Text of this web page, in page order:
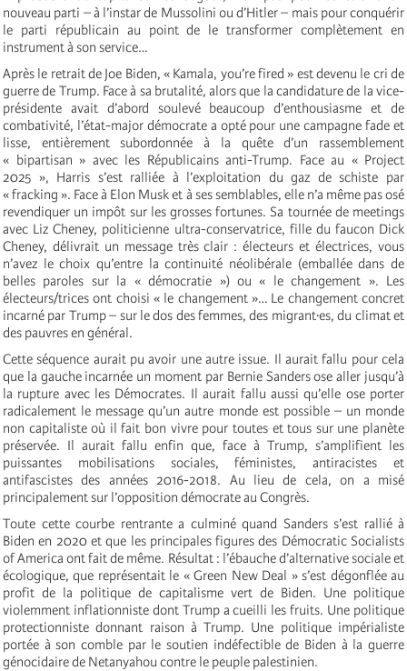
nouveau parti – à l’instar de Mussolini ou d’Hitler – mais pour conquérir
le parti républicain au point de le transformer complètement en
instrument à son service…
Après le retrait de Joe Biden, « Kamala, you’re fired » est devenu le cri de
guerre de Trump. Face à sa brutalité, alors que la candidature de la vice-
présidente avait d’abord soulevé beaucoup d’enthousiasme et de
combativité, l’état-major démocrate a opté pour une campagne fade et
lisse, entièrement subordonnée à la quête d’un rassemblement
« bipartisan » avec les Républicains anti-Trump. Face au « Project
2025 », Harris s’est ralliée à l’exploitation du gaz de schiste par
« fracking ». Face à Elon Musk et à ses semblables, elle n’a même pas osé
revendiquer un impôt sur les grosses fortunes. Sa tournée de meetings
avec Liz Cheney, politicienne ultra-conservatrice, fille du faucon Dick
Cheney, délivrait un message très clair : électeurs et électrices, vous
n’avez le choix qu’entre la continuité néolibérale (emballée dans de
belles paroles sur la « démocratie ») ou « le changement ». Les
électeurs/trices ont choisi « le changement »… Le changement concret
incarné par Trump – sur le dos des femmes, des migrant·es, du climat et
des pauvres en général.
Cette séquence aurait pu avoir une autre issue. Il aurait fallu pour cela
que la gauche incarnée un moment par Bernie Sanders ose aller jusqu’à
la rupture avec les Démocrates. Il aurait fallu aussi qu’elle ose porter
radicalement le message qu’un autre monde est possible – un monde
non capitaliste où il fait bon vivre pour toutes et tous sur une planète
préservée. Il aurait fallu enfin que, face à Trump, s’amplifient les
puissantes mobilisations sociales, féministes, antiracistes et
antifascistes des années 2016-2018. Au lieu de cela, on a misé
principalement sur l’opposition démocrate au Congrès.
Toute cette courbe rentrante a culminé quand Sanders s’est rallié à
Biden en 2020 et que les principales figures des Démocratic Socialists
of America ont fait de même. Résultat : l’ébauche d’alternative sociale et
écologique, que représentait le « Green New Deal » s’est dégonflée au
profit de la politique de capitalisme vert de Biden. Une politique
violemment inflationniste dont Trump a cueilli les fruits. Une politique
protectionniste donnant raison à Trump. Une politique impérialiste
portée à son comble par le soutien indéfectible de Biden à la guerre
génocidaire de Netanyahou contre le peuple palestinien.